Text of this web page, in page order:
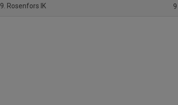
9. Rosenfors IK 9